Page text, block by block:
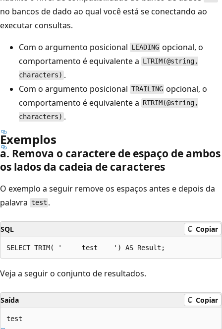
no bancos de dado ao qual você está se conectando ao
executar consultas.
Com o argumento posicional LEADING opcional, o
comportamento é equivalente a LTRIM(@string,
characters) .
Com o argumento posicional TRAILING opcional, o
comportamento é equivalente a RTRIM(@string,
characters) .
Exemplos
a. Remova o caractere de espaço de ambos
os lados da cadeia de caracteres
O exemplo a seguir remove os espaços antes e depois da
palavra test .
SQL Copiar
Veja a seguir o conjunto de resultados.
Saída Copiar